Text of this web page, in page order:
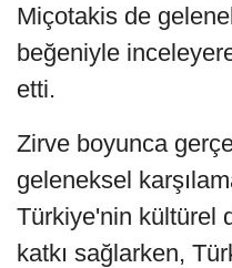
Miçotakis de
beğeniyle
etti.
Zirve boyunca
geleneksel
Türkiye'nin kültürel
katkı sağlarken,